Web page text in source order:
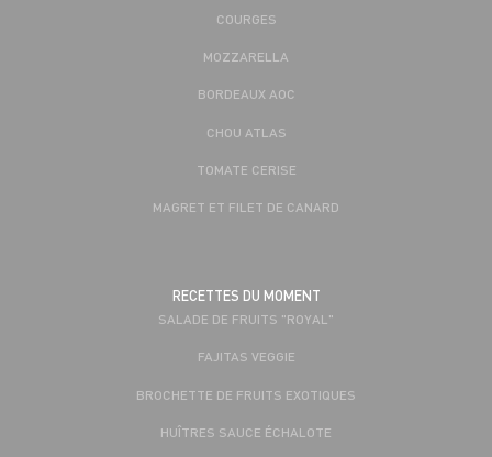
COURGES
MOZZARELLA
BORDEAUX AOC
CHOU ATLAS
TOMATE CERISE
MAGRET ET FILET DE CANARD
RECETTES DU MOMENT
SALADE DE FRUITS "ROYAL"
FAJITAS VEGGIE
BROCHETTE DE FRUITS EXOTIQUES
HUÎTRES SAUCE ÉCHALOTE